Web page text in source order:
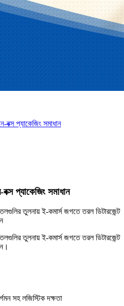
বক্স প্যাকেজিং সমাধান
প্যাকেজিং সমাধান
তুলনায় ই-কমার্স জগতে তরল ডিটারজেন্ট
তুলনায় ই-কমার্স জগতে তরল ডিটারজেন্ট
সহ লজিস্টিক দক্ষতা